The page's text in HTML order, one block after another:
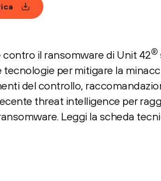
il ransomware di Unit 42®
tecnologie per mitigare la
del controllo,
threat intelligence per
Leggi la scheda